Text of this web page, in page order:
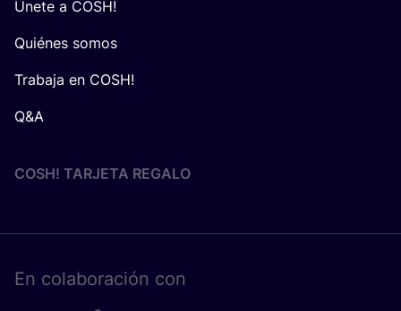
Únete a COSH!
Quiénes somos
Trabaja en COSH!
Q&A
COSH! TARJETA REGALO
En cola­bo­ra­ción con